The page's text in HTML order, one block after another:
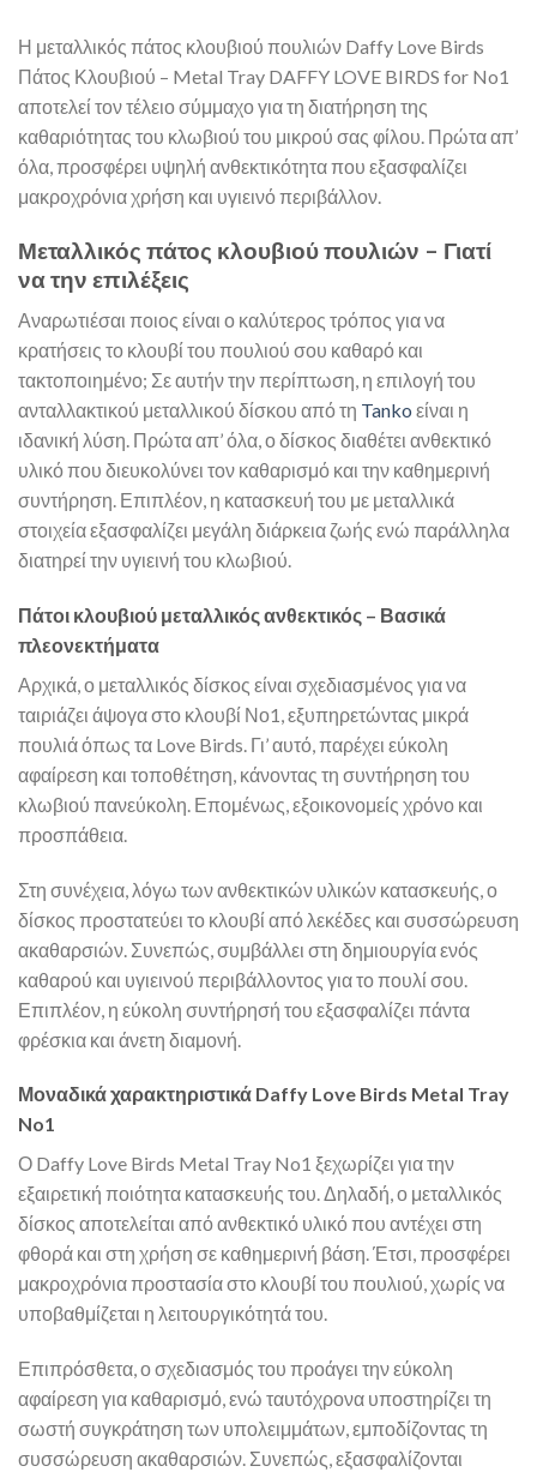
Η μεταλλικός πάτος κλουβιού πουλιών Daffy Love Birds
Πάτος Κλουβιού – Metal Tray DAFFY LOVE BIRDS for No1
αποτελεί τον τέλειο σύμμαχο για τη διατήρηση της
καθαριότητας του κλωβιού του μικρού σας φίλου. Πρώτα απ’
όλα, προσφέρει υψηλή ανθεκτικότητα που εξασφαλίζει
μακροχρόνια χρήση και υγιεινό περιβάλλον.
Μεταλλικός πάτος κλουβιού πουλιών – Γιατί
να την επιλέξεις
Αναρωτιέσαι ποιος είναι ο καλύτερος τρόπος για να
κρατήσεις το κλουβί του πουλιού σου καθαρό και
τακτοποιημένο; Σε αυτήν την περίπτωση, η επιλογή του
ανταλλακτικού μεταλλικού δίσκου από τη Tanko είναι η
ιδανική λύση. Πρώτα απ’ όλα, ο δίσκος διαθέτει ανθεκτικό
υλικό που διευκολύνει τον καθαρισμό και την καθημερινή
συντήρηση. Επιπλέον, η κατασκευή του με μεταλλικά
στοιχεία εξασφαλίζει μεγάλη διάρκεια ζωής ενώ παράλληλα
διατηρεί την υγιεινή του κλωβιού.
Πάτοι κλουβιού μεταλλικός ανθεκτικός – Βασικά
πλεονεκτήματα
Αρχικά, ο μεταλλικός δίσκος είναι σχεδιασμένος για να
ταιριάζει άψογα στο κλουβί Νο1, εξυπηρετώντας μικρά
πουλιά όπως τα Love Birds. Γι’ αυτό, παρέχει εύκολη
αφαίρεση και τοποθέτηση, κάνοντας τη συντήρηση του
κλωβιού πανεύκολη. Επομένως, εξοικονομείς χρόνο και
προσπάθεια.
Στη συνέχεια, λόγω των ανθεκτικών υλικών κατασκευής, ο
δίσκος προστατεύει το κλουβί από λεκέδες και συσσώρευση
ακαθαρσιών. Συνεπώς, συμβάλλει στη δημιουργία ενός
καθαρού και υγιεινού περιβάλλοντος για το πουλί σου.
Επιπλέον, η εύκολη συντήρησή του εξασφαλίζει πάντα
φρέσκια και άνετη διαμονή.
Μοναδικά χαρακτηριστικά Daffy Love Birds Metal Tray
No1
Ο Daffy Love Birds Metal Tray No1 ξεχωρίζει για την
εξαιρετική ποιότητα κατασκευής του. Δηλαδή, ο μεταλλικός
δίσκος αποτελείται από ανθεκτικό υλικό που αντέχει στη
φθορά και στη χρήση σε καθημερινή βάση. Έτσι, προσφέρει
μακροχρόνια προστασία στο κλουβί του πουλιού, χωρίς να
υποβαθμίζεται η λειτουργικότητά του.
Επιπρόσθετα, ο σχεδιασμός του προάγει την εύκολη
αφαίρεση για καθαρισμό, ενώ ταυτόχρονα υποστηρίζει τη
σωστή συγκράτηση των υπολειμμάτων, εμποδίζοντας τη
συσσώρευση ακαθαρσιών. Συνεπώς, εξασφαλίζονται